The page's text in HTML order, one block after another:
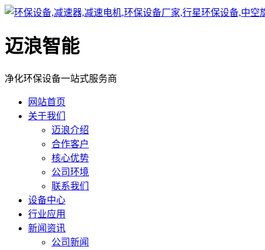
迈浪智能
净化环保设备一站式服务商
网站首页
关于我们
迈浪介绍
合作客户
核心优势
公司环境
联系我们
设备中心
行业应用
新闻资讯
公司新闻